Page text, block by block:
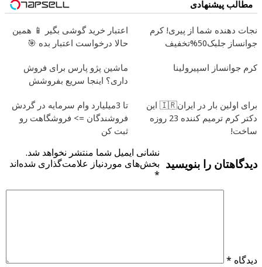
ویژه) آلمانی(45%تخفیف) مطالب پیشنهادی
نجات دهنده شما از پیری! کرم
جوانساز جلبک50%تخفیف
اعتبار خرید گوشی بگیر 📱 همین
حالا درخواست اعتبار بده 🎯
کرم جوانساز اسپیرولینا
ماشین پژو پارس برای فروش
داری؟ اینجا سریع بفروشش
برای اولین بار در ایران🇮🇷 این
دکتر کرم ترمیم کننده 23 روزه
ساخت!
تا 3میلیارد وام سرمایه در گردش
فروشندگان => فروشگاهت رو
ثبت کن
دیدگاهتان را بنویسید
نشانی ایمیل شما منتشر نخواهد شد.
بخش‌های موردنیاز علامت‌گذاری شده‌اند
*
دیدگاه *